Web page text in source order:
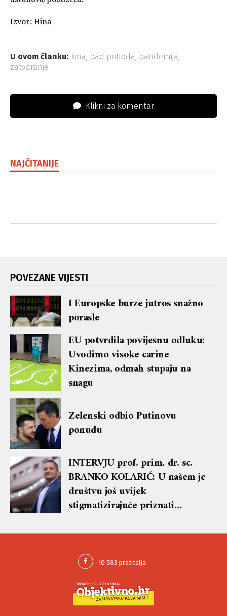
Izvor: Hina
U ovom članku: kina pad prihoda pandemija
zatvaranje
Klikni za komentar
NAJČITANIJE
POVEZANE VIJESTI
I Europske burze jutros snažno
porasle
EU potvrdila povijesnu odluku:
Uvodimo visoke carine
Kinezima, odmah stupaju na
snagu
Zelenski odbio Putinovu
ponudu
INTERVJU prof. prim. dr. sc.
BRANKO KOLARIĆ: U našem je
društvu još uvijek
stigmatizirajuće priznati
mentalnim zdravljem, stoga
kod psihijatra i psihoterapiju
traženja uputnice obiteljskog
liječnika